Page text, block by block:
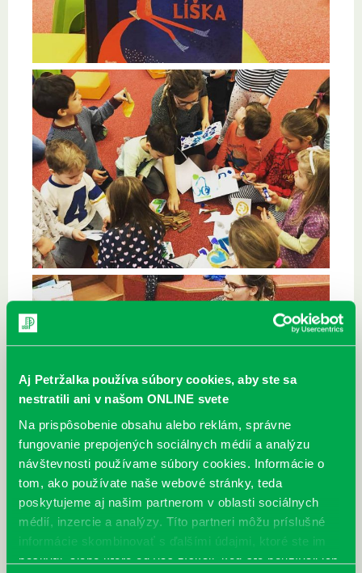
Aj Petržalka používa súbory cookies, aby ste sa
nestratili ani v našom ONLINE svete
Na prispôsobenie obsahu alebo reklám, správne
fungovanie prepojených sociálnych médií a analýzu
návštevnosti používame súbory cookies. Informácie o
tom, ako používate naše webové stránky, teda
poskytujeme aj našim partnerom v oblasti sociálnych
médií, inzercie a analýzy. Títo partneri môžu príslušné
informácie skombinovať s ďalšími údajmi, ktoré ste im
poskytli, alebo ktoré od vás získali, keď ste používali ich
Najbližšie podujatia